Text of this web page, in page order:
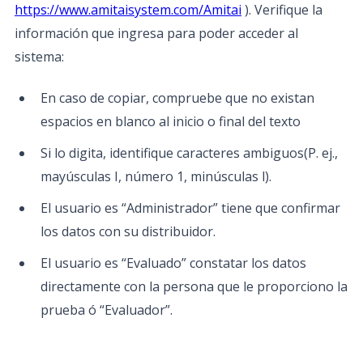
https://www.amitaisystem.com/Amitai ). Verifique la
información que ingresa para poder acceder al
sistema:
En caso de copiar, compruebe que no existan
espacios en blanco al inicio o final del texto
Si lo digita, identifique caracteres ambiguos(P. ej.,
mayúsculas I, número 1, minúsculas l).
El usuario es “Administrador” tiene que confirmar
los datos con su distribuidor.
El usuario es “Evaluado” constatar los datos
directamente con la persona que le proporciono la
prueba ó “Evaluador”.